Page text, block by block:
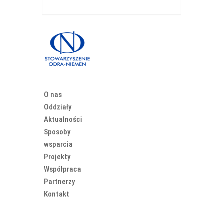
O nas
Oddziały
Aktualności
Sposoby
wsparcia
Projekty
Współpraca
Partnerzy
Kontakt